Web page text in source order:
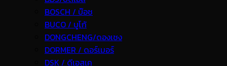
BOSCH / บ๊อช
BUCO / บูโก้
DONGCHENG/ดองเชง
DORMER / ดอร์เมอร์
DSK / ดีเอสเค